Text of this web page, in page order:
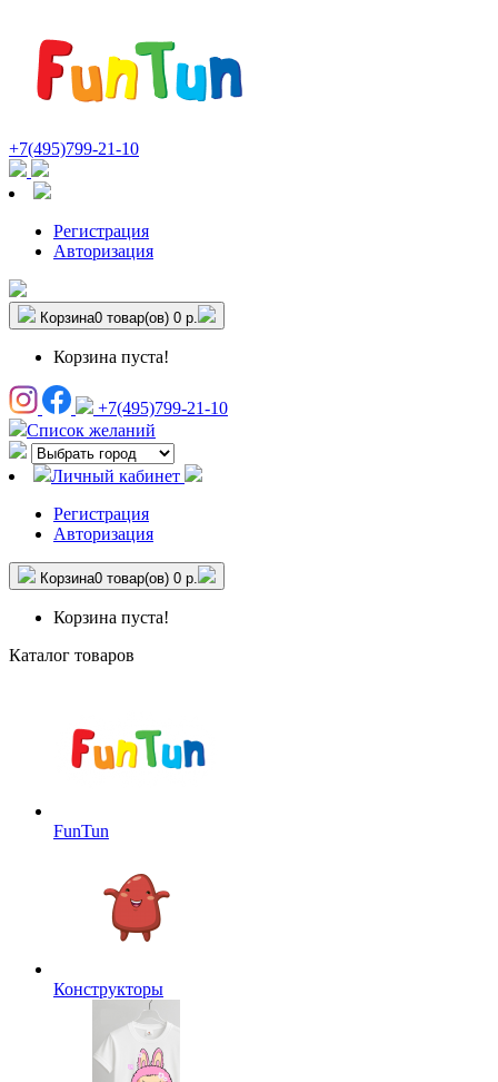
+7(495)799-21-10
Регистрация
Авторизация
Корзина0 товар(ов) 0 р.
Корзина пуста!
+7(495)799-21-10
Список желаний
Личный кабинет
Регистрация
Авторизация
Корзина0 товар(ов) 0 р.
Корзина пуста!
Каталог товаров
FunTun
Конструкторы